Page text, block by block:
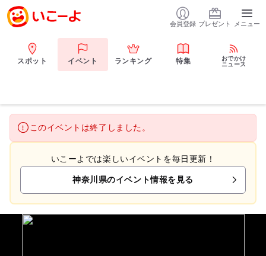
会員登録 プレゼント メニュー
スポット イベント ランキング 特集
おでかけ
ニュース
このイベントは終了しました。
いこーよでは楽しいイベントを毎日更新！
神奈川県のイベント情報を見る